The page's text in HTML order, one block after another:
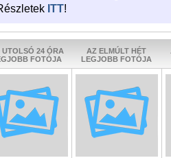
ITT!
UTOLSÓ 24 ÓRA
FOTÓJA
AZ ELMÚLT HÉT
LEGJOBB FOTÓJA